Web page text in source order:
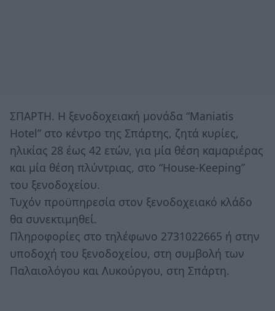
ΣΠΑΡΤΗ. Η ξενοδοχειακή μονάδα “Maniatis
Hotel” στο κέντρο της Σπάρτης, ζητά κυρίες,
ηλικίας 28 έως 42 ετών, για μία θέση καμαριέρας
και μία θέση πλύντριας, στο “House-Keeping”
του ξενοδοχείου.
Τυχόν προϋπηρεσία στον ξενοδοχειακό κλάδο
θα συνεκτιμηθεί.
Πληροφορίες στο τηλέφωνο 2731022665 ή στην
υποδοχή του ξενοδοχείου, στη συμβολή των
Παλαιολόγου και Λυκούργου, στη Σπάρτη.